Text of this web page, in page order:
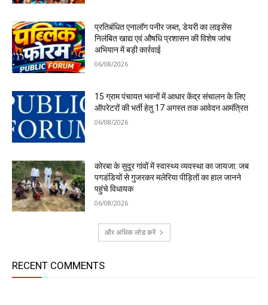
प्रतिबंधित एनालॉग पनीर जब्त, डेयरी का लाइसेंस
निलंबित खाद्य एवं औषधि प्रशासन की विशेष जांच
अभियान में बड़ी कार्रवाई
06/08/2026
15 ग्राम पंचायत भवनों में आधार केंद्र संचालन के लिए
ऑपरेटरों की भर्ती हेतु 17 अगस्त तक आवेदन आमंत्रित
06/08/2026
कोरबा के सुदूर गांवों में स्वास्थ्य व्यवस्था का जायजा: जब
पगडंडियों से गुजरकर मलेरिया पीड़ितों का हाल जानने
पहुंचे विधायक
06/08/2026
और अधिक लोड करें
RECENT COMMENTS